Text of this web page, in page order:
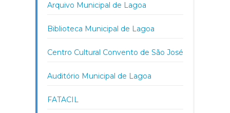
Arquivo Municipal de Lagoa
Biblioteca Municipal de Lagoa
Centro Cultural Convento de São José
Auditório Municipal de Lagoa
FATACIL